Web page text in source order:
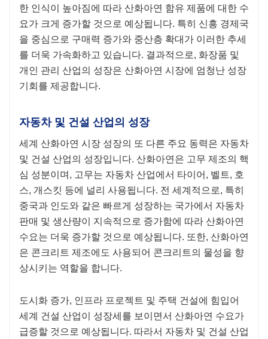
한 인식이 높아짐에 따라 산화아연 함유 제품에 대한 수
요가 크게 증가할 것으로 예상됩니다. 특히 신흥 경제국
을 중심으로 구매력 증가와 중산층 확대가 이러한 추세
를 더욱 가속화하고 있습니다. 결과적으로, 화장품 및
개인 관리 산업의 성장은 산화아연 시장에 엄청난 성장
기회를 제공합니다.
자동차 및 건설 산업의 성장
세계 산화아연 시장 성장의 또 다른 주요 동력은 자동차
및 건설 산업의 성장입니다. 산화아연은 ​​고무 제조의 핵
심 성분이며, 고무는 자동차 산업에서 타이어, 벨트, 호
스, 개스킷 등에 널리 사용됩니다. 전 세계적으로, 특히
중국과 인도와 같은 빠르게 성장하는 국가에서 자동차
판매 및 생산량이 지속적으로 증가함에 따라 산화아연
수요는 더욱 증가할 것으로 예상됩니다. 또한, 산화아연
은 ​​콘크리트 제조에도 사용되어 콘크리트의 물성을 향
상시키는 역할을 합니다.
도시화 증가, 인프라 프로젝트 및 주택 건설에 힘입어
세계 건설 산업이 성장세를 보이면서 산화아연 수요가
급증할 것으로 예상됩니다. 따라서 자동차 및 건설 산업